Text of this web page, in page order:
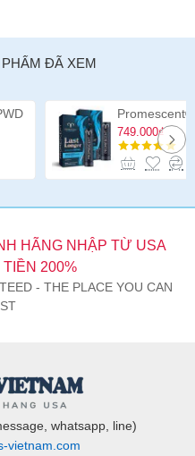
PHẨM ĐÃ XEM
749.000₫
HÃNG NHẬP TỪ USA
TIỀN 200%
- THE PLACE YOU CAN
whatsapp, line)
vietnam.com